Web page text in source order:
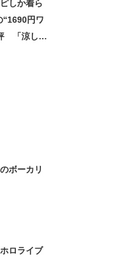
しか着ら
円ワ
「涼しく
ボーカリ
ロライブ